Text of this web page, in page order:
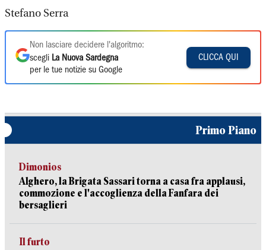
Stefano Serra
Non lasciare decidere l'algoritmo:
scegli La Nuova Sardegna
per le tue notizie su Google
CLICCA QUI
Primo Piano
Dimonios
Alghero, la Brigata Sassari torna a casa fra applausi,
commozione e l'accoglienza della Fanfara dei
bersaglieri
Il furto